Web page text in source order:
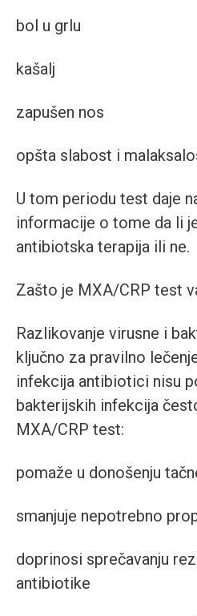
bol u grlu
kašalj
zapušen nos
opšta slabost i
U tom periodu test daje
informacije o tome da li
antibiotska terapija ili ne.
Zašto je MXA/CRP test
Razlikovanje virusne i
ključno za pravilno
infekcija antibiotici nisu
bakterijskih infekcija
MXA/CRP test:
pomaže u donošenju
smanjuje nepotrebno
doprinosi sprečavanju
antibiotike